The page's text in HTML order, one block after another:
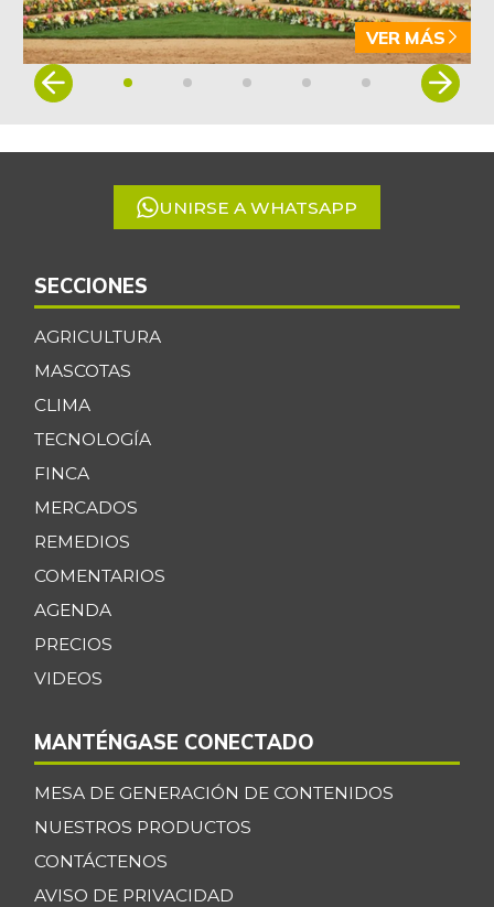
VER MÁS
Item
5
UNIRSE A WHATSAPP
SECCIONES
AGRICULTURA
MASCOTAS
CLIMA
TECNOLOGÍA
FINCA
MERCADOS
REMEDIOS
COMENTARIOS
AGENDA
PRECIOS
VIDEOS
MANTÉNGASE CONECTADO
MESA DE GENERACIÓN DE CONTENIDOS
NUESTROS PRODUCTOS
CONTÁCTENOS
AVISO DE PRIVACIDAD